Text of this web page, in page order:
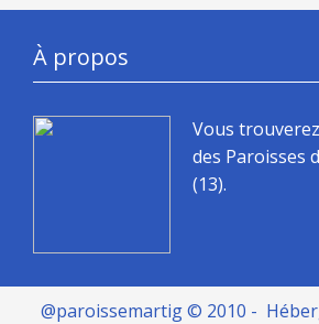
À propos
Vous
des Paroisses
(13).
@paroissemartig © 2010 -